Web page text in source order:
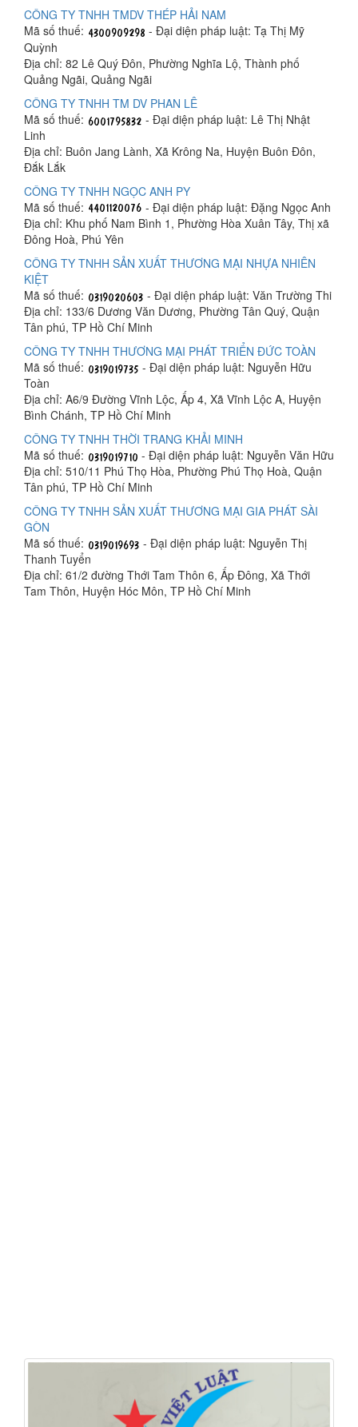
CÔNG TY TNHH TMDV THÉP HẢI NAM
Mã số thuế:
- Đại diện pháp luật: Tạ Thị Mỹ
Quỳnh
Địa chỉ: 82 Lê Quý Đôn, Phường Nghĩa Lộ, Thành phố
Quảng Ngãi, Quảng Ngãi
CÔNG TY TNHH TM DV PHAN LÊ
Mã số thuế:
- Đại diện pháp luật: Lê Thị Nhật
Linh
Địa chỉ: Buôn Jang Lành, Xã Krông Na, Huyện Buôn Đôn,
Đắk Lắk
CÔNG TY TNHH NGỌC ANH PY
Mã số thuế:
- Đại diện pháp luật: Đặng Ngọc Anh
Địa chỉ: Khu phố Nam Bình 1, Phường Hòa Xuân Tây, Thị xã
Đông Hoà, Phú Yên
CÔNG TY TNHH SẢN XUẤT THƯƠNG MẠI NHỰA NHIÊN
KIỆT
Mã số thuế:
- Đại diện pháp luật: Văn Trường Thi
Địa chỉ: 133/6 Dương Văn Dương, Phường Tân Quý, Quận
Tân phú, TP Hồ Chí Minh
CÔNG TY TNHH THƯƠNG MẠI PHÁT TRIỂN ĐỨC TOÀN
Mã số thuế:
- Đại diện pháp luật: Nguyễn Hữu
Toàn
Địa chỉ: A6/9 Đường Vĩnh Lộc, Ấp 4, Xã Vĩnh Lộc A, Huyện
Bình Chánh, TP Hồ Chí Minh
CÔNG TY TNHH THỜI TRANG KHẢI MINH
Mã số thuế:
- Đại diện pháp luật: Nguyễn Văn Hữu
Địa chỉ: 510/11 Phú Thọ Hòa, Phường Phú Thọ Hoà, Quận
Tân phú, TP Hồ Chí Minh
CÔNG TY TNHH SẢN XUẤT THƯƠNG MẠI GIA PHÁT SÀI
GÒN
Mã số thuế:
- Đại diện pháp luật: Nguyễn Thị
Thanh Tuyển
Địa chỉ: 61/2 đường Thới Tam Thôn 6, Ấp Đông, Xã Thới
Tam Thôn, Huyện Hóc Môn, TP Hồ Chí Minh